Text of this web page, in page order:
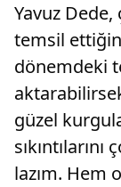
Yavuz Dede,
temsil
dönemdeki
güzel
lazım. Hem